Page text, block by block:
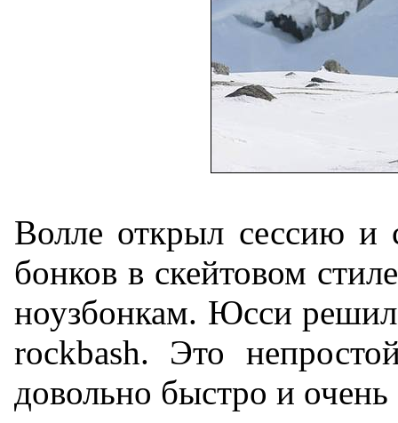
Волле открыл сессию и
бонков в скейтовом
ноузбонкам. Юсси решил
rockbash. Это
довольно быстро и очень